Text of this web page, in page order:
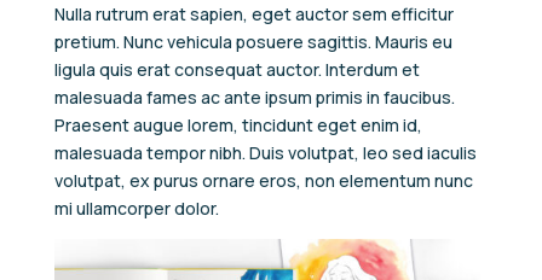
Nulla rutrum erat sapien, eget auctor sem efficitur
pretium. Nunc vehicula posuere sagittis. Mauris eu
ligula quis erat consequat auctor. Interdum et
malesuada fames ac ante ipsum primis in faucibus.
Praesent augue lorem, tincidunt eget enim id,
malesuada tempor nibh. Duis volutpat, leo sed iaculis
volutpat, ex purus ornare eros, non elementum nunc
mi ullamcorper dolor.